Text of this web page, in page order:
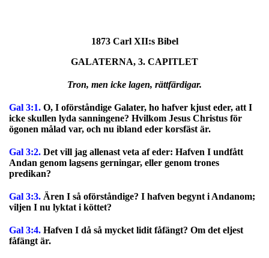
1873 Carl XII:s Bibel
GALATERNA, 3. CAPITLET
Tron, men icke lagen, rättfärdigar.
Gal 3:1. O, I oförståndige Galater, ho hafver kjust eder, att I
icke skullen lyda sanningene? Hvilkom Jesus Christus för
ögonen målad var, och nu ibland eder korsfäst är.
Gal 3:2. Det vill jag allenast veta af eder: Hafven I undfått
Andan genom lagsens gerningar, eller genom trones
predikan?
Gal 3:3. Ären I så oförståndige? I hafven begynt i Andanom;
viljen I nu lyktat i köttet?
Gal 3:4. Hafven I då så mycket lidit fåfängt? Om det eljest
fåfängt är.